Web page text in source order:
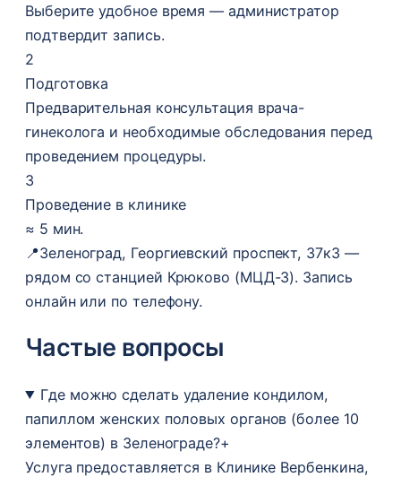
Выберите удобное время — администратор
подтвердит запись.
2
Подготовка
Предварительная консультация врача-
гинеколога и необходимые обследования перед
проведением процедуры.
3
Проведение в клинике
≈ 5 мин.
📍Зеленоград, Георгиевский проспект, 37к3 —
рядом со станцией Крюково (МЦД-3). Запись
онлайн или по телефону.
Частые вопросы
Где можно сделать удаление кондилом,
папиллом женских половых органов (более 10
элементов) в Зеленограде?+
Услуга предоставляется в Клинике Вербенкина,